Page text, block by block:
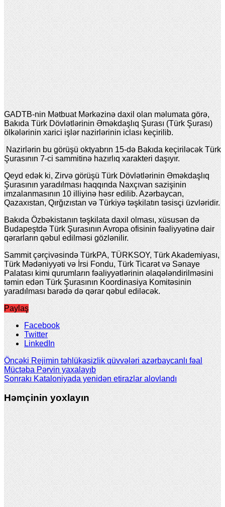
GADTB-nin Mətbuat Mərkəzinə daxil olan məlumata görə,
Bakıda Türk Dövlətlərinin Əməkdaşlıq Şurası (Türk Şurası)
ölkələrinin xarici işlər nazirlərinin iclası keçirilib.
Nazirlərin bu görüşü oktyabrın 15-də Bakıda keçiriləcək Türk
Şurasının 7-ci sammitinə hazırlıq xarakteri daşıyır.
Qeyd edək ki, Zirvə görüşü Türk Dövlətlərinin Əməkdaşlıq
Şurasının yaradılması haqqında Naxçıvan sazişinin
imzalanmasının 10 illiyinə həsr edilib. Azərbaycan,
Qazaxıstan, Qırğızıstan və Türkiyə təşkilatın təsisçi üzvləridir.
Bakıda Özbəkistanın təşkilata daxil olması, xüsusən də
Budapeştdə Türk Şurasının Avropa ofisinin fəaliyyətinə dair
qərarların qəbul edilməsi gözlənilir.
Sammit çərçivəsində TürkPA, TÜRKSOY, Türk Akademiyası,
Türk Mədəniyyəti və İrsi Fondu, Türk Ticarət və Sənaye
Palatası kimi qurumların fəaliyyətlərinin əlaqələndirilməsini
təmin edən Türk Şurasının Koordinasiya Komitəsinin
yaradılması barədə də qərar qəbul ediləcək.
Paylaş
Facebook
Twitter
LinkedIn
ÖncəkiRejimin təhlükəsizlik qüvvələri azərbaycanlı fəal
Müctəba Pərvin yaxalayıb
Sonrakı Kataloniyada yenidən etirazlar alovlandı
Həmçinin yoxlayın